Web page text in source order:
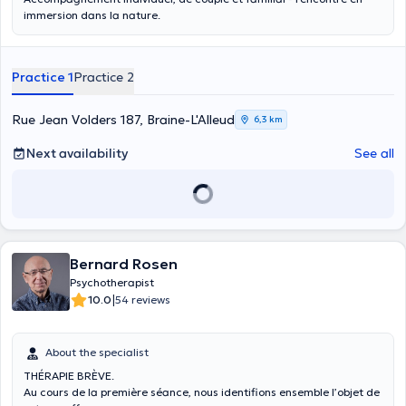
immersion dans la nature.
Practice 1Practice 2
Rue Jean Volders 187, Braine-L'Alleud 6,3 km
Next availability See all
Bernard Rosen
Psychotherapist
10.0|54 reviews
About the specialist
THÉRAPIE BRÈVE.
Au cours de la première séance, nous identifions ensemble l’objet de